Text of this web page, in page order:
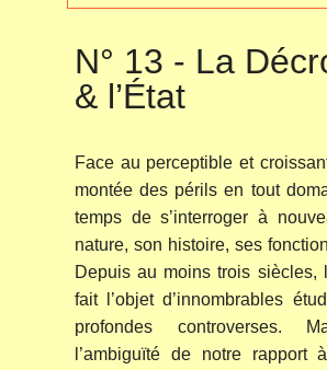
N° 13 - La
& l’État
Face au perceptible et
montée des périls en tout
temps de s’interroger à
nature, son histoire, ses
Depuis au moins trois siècles,
fait l’objet d’innombrables
profondes controverses.
l’ambiguïté de notre rapport